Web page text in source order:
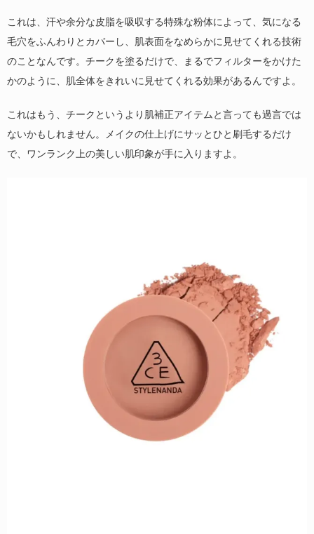
これは、汗や余分な皮脂を吸収する特殊な粉体によって、気になる
毛穴をふんわりとカバーし、肌表面をなめらかに見せてくれる技術
のことなんです。チークを塗るだけで、まるでフィルターをかけた
かのように、肌全体をきれいに見せてくれる効果があるんですよ。
これはもう、チークというより肌補正アイテムと言っても過言では
ないかもしれません。メイクの仕上げにサッとひと刷毛するだけ
で、ワンランク上の美しい肌印象が手に入りますよ。